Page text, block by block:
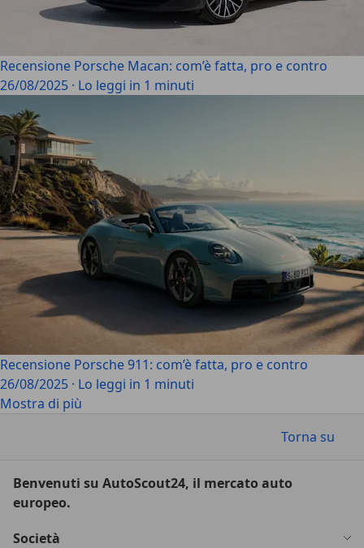
Recensione Porsche Macan: com’è fatta, pro e contro
26/08/2025 · Lo leggi in 1 minuti
Recensione Porsche 911: com’è fatta, pro e contro
26/08/2025 · Lo leggi in 1 minuti
Mostra di più
Torna su
Benvenuti su AutoScout24, il mercato auto
europeo.
Società